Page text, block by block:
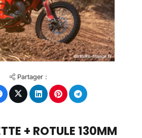
Partager :
+ ROTULE 130MM